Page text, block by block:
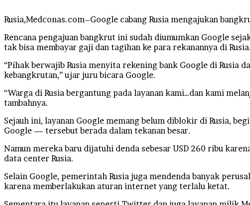
Rusia,Medconas.com–Google cabang Rusia mengajukan
Rencana pengajuan bangkrut ini sudah diumumkan Google
tak bisa membayar gaji dan tagihan ke para rekanannya di Rusia.
“Pihak berwajib Rusia menyita rekening bank Google di Rusia
kebangkrutan,” ujar juru bicara Google.
“Warga di Rusia bergantung pada layanan kami…dan kami
tambahnya.
Sejauh ini, layanan Google memang belum diblokir di Rusia,
Google — tersebut berada dalam tekanan besar.
Namun mereka baru dijatuhi denda sebesar USD 260 ribu
data center Rusia.
Selain Google, pemerintah Rusia juga mendenda banyak
karena memberlakukan aturan internet yang terlalu ketat.